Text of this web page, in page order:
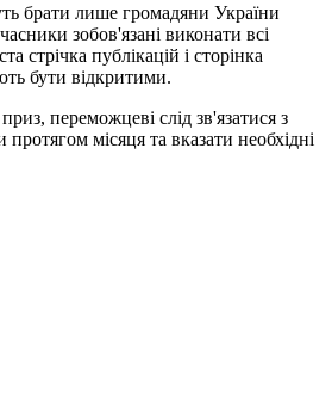
брати лише громадяни України
зобов'язані виконати всі
стрічка публікацій і сторінка
бути відкритими.
переможцеві слід зв'язатися з
протягом місяця та вказати необхідні